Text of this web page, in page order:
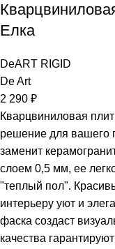
Елка
DeART RIGID
De Art
2 290 ₽
Кварцвиниловая
решение для вашего
заменит
слоем 0,5 мм, ее
"теплый пол".
интерьеру уют и
фаска создаст
качества